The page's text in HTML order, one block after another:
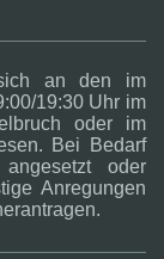
sich an den im
19:30 Uhr im
oder im
Bei Bedarf
angesetzt oder
Anregungen